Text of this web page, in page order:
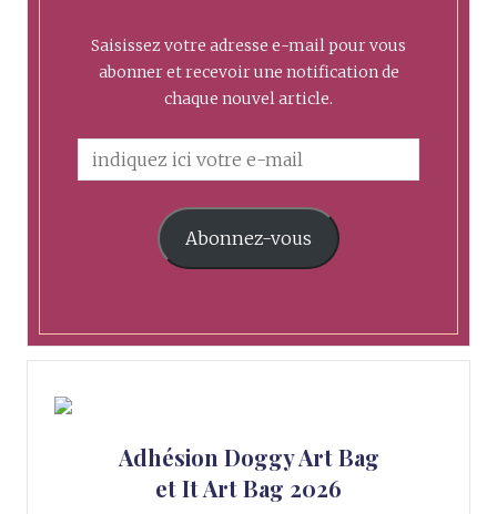
Saisissez votre adresse e-mail pour vous
abonner et recevoir une notification de
chaque nouvel article.
Abonnez-vous
Adhésion Doggy Art Bag
et It Art Bag 2026